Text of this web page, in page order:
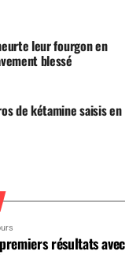
leur fourgon en
blessé
de kétamine saisis en
résultats avec